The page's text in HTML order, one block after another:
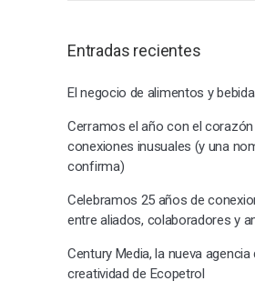
Entradas recientes
El negocio de alimentos y
Cerramos el año con el
conexiones inusuales (y una
confirma)
Celebramos 25 años de
entre aliados, colaboradores y
Century Media, la nueva
creatividad de Ecopetrol